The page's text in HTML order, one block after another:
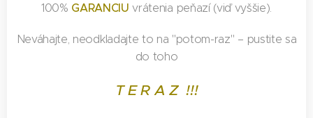
100% GARANCIU vrátenia peňazí (viď vyššie).
Neváhajte, neodkladajte to na "potom-raz" – pustite sa
do toho
T E R A Z !!!